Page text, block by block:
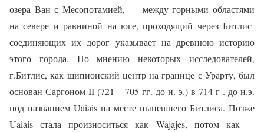
озера Ван с Месопотамией, — между горными областями
на севере и равниной на юге, проходящий через Битлис
соединяющих их дорог указывает на древнюю историю
этого города. По мнению некоторых исследователей,
г.Битлис, как шипионский центр на границе с Урарту, был
основан Саргоном II (721 – 705 гг. до н. э.) в 714 г . до н.э.
под названием Uaiais на месте нынешнего Битлиса. Позже
Uaiais стала произноситься как Wajajes, потом как –